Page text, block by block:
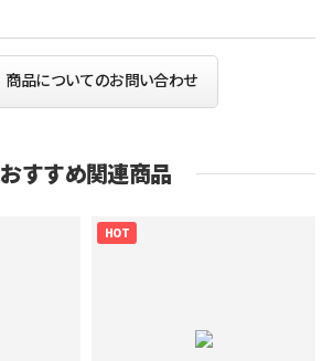
商品についてのお問い合わせ
おすすめ関連商品
HOT